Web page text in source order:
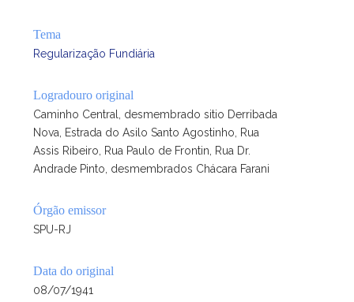
Tema
Regularização Fundiária
Logradouro original
Caminho Central, desmembrado sitio Derribada
Nova, Estrada do Asilo Santo Agostinho, Rua
Assis Ribeiro, Rua Paulo de Frontin, Rua Dr.
Andrade Pinto, desmembrados Chácara Farani
Órgão emissor
SPU-RJ
Data do original
08/07/1941